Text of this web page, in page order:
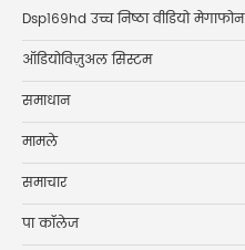
Dsp169hd उच्च निष्ठा वीडियो मेगाफोन
ऑडियोविज़ुअल सिस्टम
समाधान
मामले
समाचार
पा कॉलेज